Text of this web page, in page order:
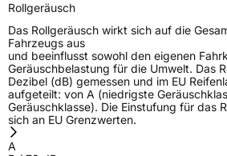
Rollgeräusch
Das Rollgeräusch wirkt sich auf die
Fahrzeugs aus
und beeinflusst sowohl den eigenen
Geräuschbelastung für die Umwelt. Das
Dezibel (dB) gemessen und im EU
aufgeteilt: von A (niedrigste
Geräuschklasse). Die Einstufung für das
sich an EU Grenzwerten.
A